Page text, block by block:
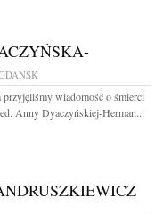
przyjęliśmy wiadomość o śmierci
Anny Dyaczyńskiej-Herman...